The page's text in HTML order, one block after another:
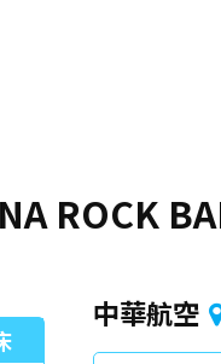
ROCK
中華航空